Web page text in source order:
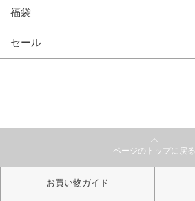
福袋
セール
ページのトップに戻る
お買い物ガイド